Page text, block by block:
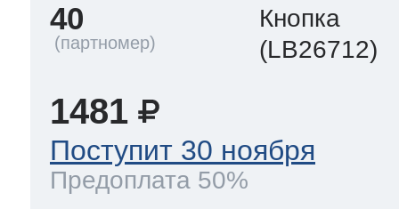
40
Кнопка
(LB26712)
1481
Поступит 30 ноября
Предоплата 50%